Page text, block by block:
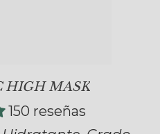
HIGH MASK
150 reseñas